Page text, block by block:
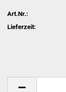
Art.Nr.:
Lieferzeit: